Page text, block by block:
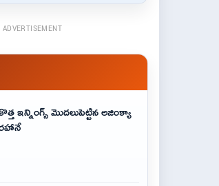
ADVERTISEMENT
ఇన్నింగ్స్ మొదలుపెట్టిన అజింక్యా